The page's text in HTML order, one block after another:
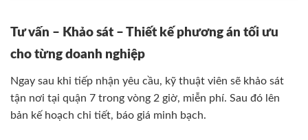
Tư vấn – Khảo sát – Thiết kế phương án tối ưu
cho từng doanh nghiệp
Ngay sau khi tiếp nhận yêu cầu, kỹ thuật viên sẽ khảo sát
tận nơi tại quận 7 trong vòng 2 giờ, miễn phí. Sau đó lên
bản kế hoạch chi tiết, báo giá minh bạch.